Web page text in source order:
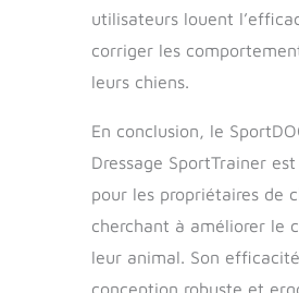
utilisateurs louent
corriger les
leurs chiens.
En conclusion, le
Dressage SportTrainer
pour les propriétaires de
cherchant à améliorer le
leur animal. Son
conception robuste et